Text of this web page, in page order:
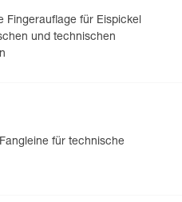
Fingerauflage für Eispickel
und technischen
für technische